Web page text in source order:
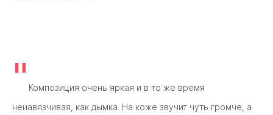
" Композиция очень яркая и в то же время
ненавязчивая, как дымка. На коже звучит чуть громче, а